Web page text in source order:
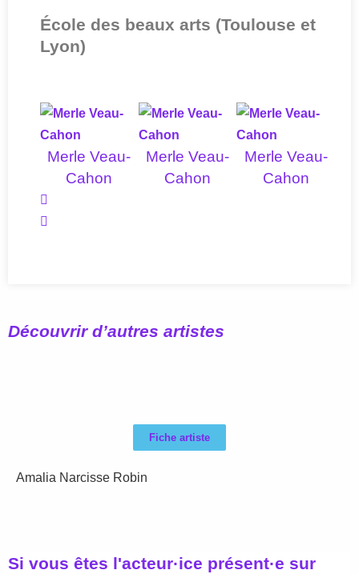
École des beaux arts (Toulouse et
Lyon)
Merle Veau-
Cahon
Merle Veau-
Cahon
Merle Veau-
Cahon
Découvrir d’autres artistes
Fiche artiste
Amalia Narcisse Robin
Si vous êtes l'acteur·ice présent·e sur